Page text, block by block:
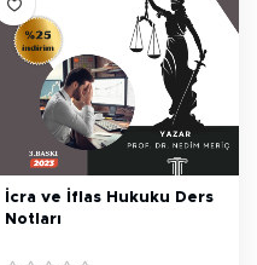
İcra ve İflas Hukuku Ders
Notları